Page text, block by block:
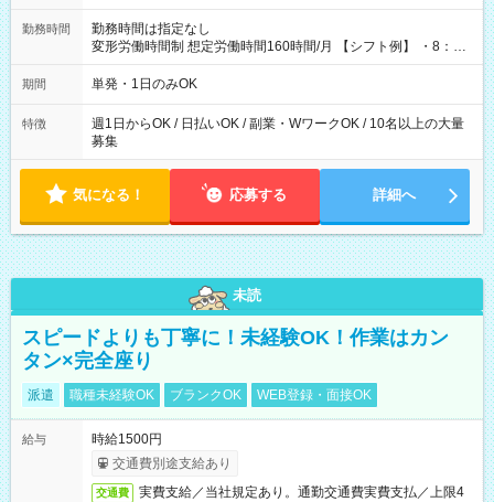
勤務時間
勤務時間は指定なし
変形労働時間制 想定労働時間160時間/月 【シフト例】 ・8：00
～21：00
期間 単発・1日のみOK
特徴
週1日からOK / 日払いOK / 副業・WワークOK / 10名以上の大量
募集
気になる！ 応募する 詳細へ
未読
スピードよりも丁寧に！未経験OK！作業はカン
タン×完全座り
派遣 職種未経験OK ブランクOK WEB登録・面接OK
給与
時給1500円
交通費別途支給あり
交通費
実費支給／当社規定あり。通勤交通費実費支払／上限4